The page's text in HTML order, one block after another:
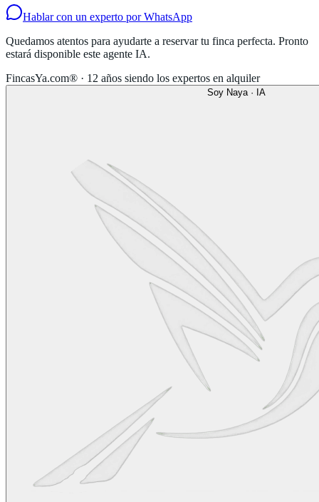
Hablar con un experto por WhatsApp
Quedamos atentos para ayudarte a reservar tu finca perfecta. Pronto
estará disponible este agente IA.
FincasYa.com® · 12 años siendo los expertos en alquiler
Soy Naya · IA